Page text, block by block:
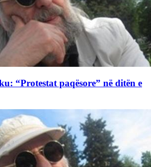
“Protestat paqësore” në ditën e